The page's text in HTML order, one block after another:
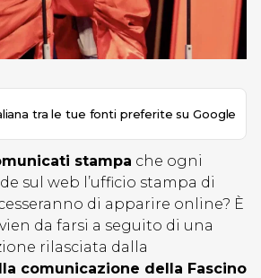
tra le tue fonti preferite su Google
stampa che ogni
sul web l’ufficio stampa di
di apparire online? È
da farsi a seguito di una
rilasciata dalla
comunicazione della Fascino